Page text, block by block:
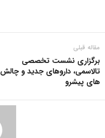
مقاله قبلی
برگزاری نشست تخصصی
تالاسمی، داروهای جدید و چالش
های پیش‎رو